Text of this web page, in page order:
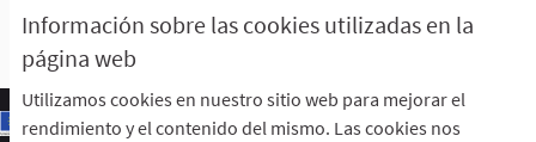
Información sobre las cookies utilizadas en la
página web
Utilizamos cookies en nuestro sitio web para mejorar el
rendimiento y el contenido del mismo. Las cookies nos